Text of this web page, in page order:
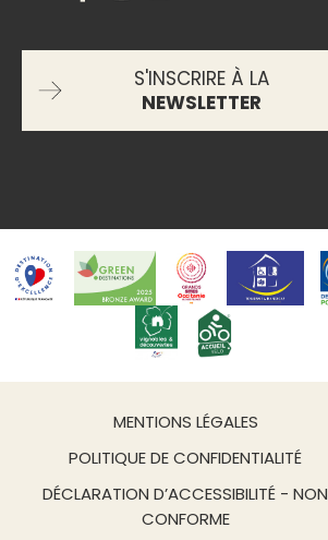
S'INSCRIRE À LA
NEWSLETTER
MENTIONS LÉGALES
POLITIQUE DE CONFIDENTIALITÉ
DÉCLARATION D’ACCESSIBILITÉ - NON
CONFORME